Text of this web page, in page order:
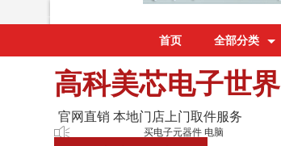
首页 全部分类
高科美芯电子世界
官网直销 本地门店上门取件服务
买电子元器件 电脑配件 上美芯就够了！